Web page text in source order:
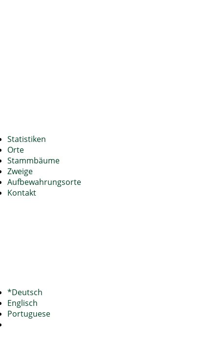
Statistiken
Orte
Stammbäume
Zweige
Aufbewahrungsorte
Kontakt
*Deutsch
Englisch
Portuguese